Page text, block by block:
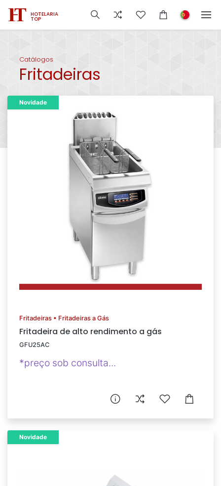
HOTELARIA
TOP
Catálogos
Fritadeiras
Novidade
Fritadeiras • Fritadeiras a Gás
Fritadeira de alto rendimento a gás
GFU25AC
*preço sob consulta...
Novidade